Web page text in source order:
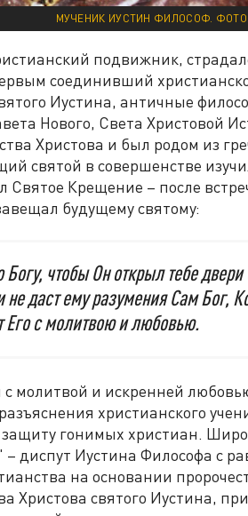
МУЧЕНИК ИУСТИН ФИЛОСОФ. ФОТО:
подвижник,
соединивший
Иустина, античные
Нового, Света Христовой
Христова и был родом из
святой в совершенстве
Святое Крещение – после
будущему святому:
чтобы Он открыл тебе двери
не даст ему разумения Сам Бог,
Его с молитвою и любовью.
молитвой и искренней
христианского
гонимых христиан.
диспут Иустина Философа с
на основании
Христова святого Иустина,